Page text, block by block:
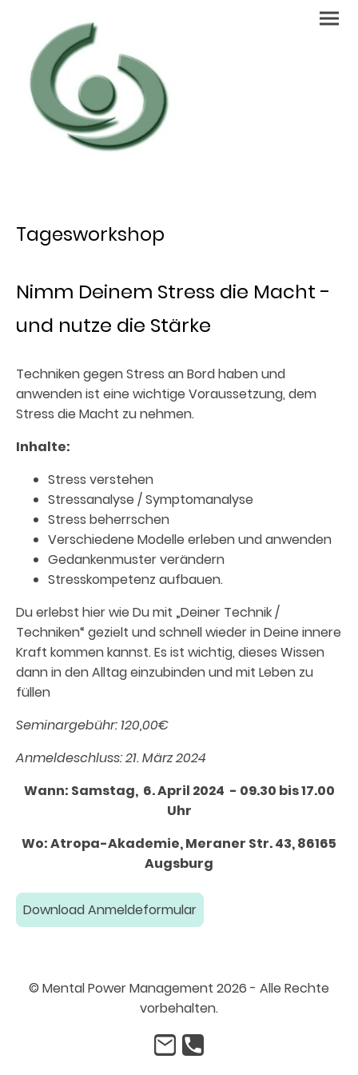
Tagesworkshop
Nimm Deinem Stress die Macht -
und nutze die Stärke
Techniken gegen Stress an Bord haben und
anwenden ist eine wichtige Voraussetzung, dem
Stress die Macht zu nehmen.
Inhalte:
Stress verstehen
Stressanalyse / Symptomanalyse
Stress beherrschen
Verschiedene Modelle erleben und anwenden
Gedankenmuster verändern
Stresskompetenz aufbauen.
Du erlebst hier wie Du mit „Deiner Technik /
Techniken“ gezielt und schnell wieder in Deine innere
Kraft kommen kannst. Es ist wichtig, dieses Wissen
dann in den Alltag einzubinden und mit Leben zu
füllen
Seminargebühr: 120,00€
Anmeldeschluss: 21. März 2024
Wann: Samstag, 6. April 2024 - 09.30 bis 17.00
Uhr
Wo: Atropa-Akademie, Meraner Str. 43, 86165
Augsburg
Download Anmeldeformular
© Mental Power Management 2026 - Alle Rechte
vorbehalten.